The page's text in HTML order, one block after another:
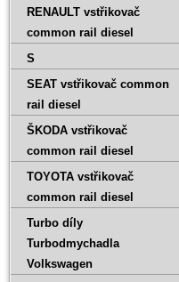
RENAULT vstřikovač
common rail diesel
S
SEAT vstřikovač common
rail diesel
ŠKODA vstřikovač
common rail diesel
TOYOTA vstřikovač
common rail diesel
Turbo díly
Turbodmychadla
Volkswagen